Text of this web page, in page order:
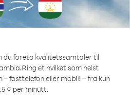
du foreta kvalitetssamtaler til
Ring et hvilket som helst
– fasttelefon eller mobil! – fra kun
¢ per minutt.